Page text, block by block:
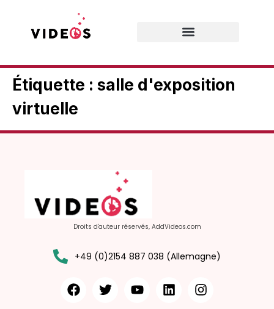
Étiquette : salle d'exposition
virtuelle
Droits d'auteur réservés, AddVideos.com
+49 (0)2154 887 038 (Allemagne)